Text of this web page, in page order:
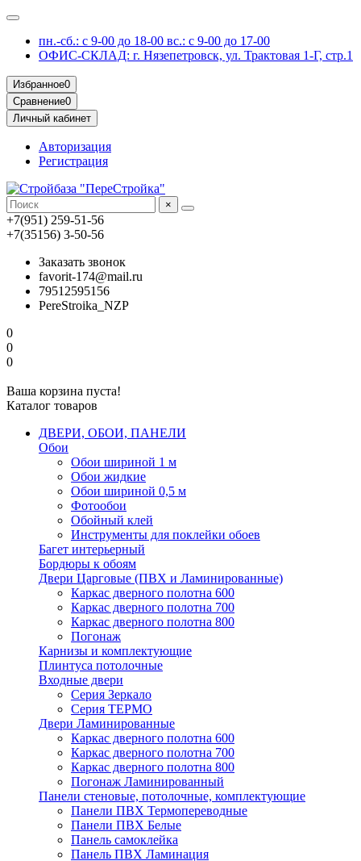
пн.-сб.: с 9-00 до 18-00 вс.: с 9-00 до 17-00
ОФИС-СКЛАД: г. Нязепетровск, ул. Трактовая 1-Г, стр.1
Избранное0
Сравнение0
Личный кабинет
Авторизация
Регистрация
×
+7(951) 259-51-56
+7(35156) 3-50-56
Заказать звонок
favorit-174@mail.ru
79512595156
PereStroika_NZP
0
0
0
Ваша корзина пуста!
Каталог товаров
ДВЕРИ, ОБОИ, ПАНЕЛИ
Обои
Обои шириной 1 м
Обои жидкие
Обои шириной 0,5 м
Фотообои
Обойный клей
Инструменты для поклейки обоев
Багет интерьерный
Бордюры к обоям
Двери Царговые (ПВХ и Ламинированные)
Каркас дверного полотна 600
Каркас дверного полотна 700
Каркас дверного полотна 800
Погонаж
Карнизы и комплектующие
Плинтуса потолочные
Входные двери
Серия Зеркало
Серия ТЕРМО
Двери Ламинированные
Каркас дверного полотна 600
Каркас дверного полотна 700
Каркас дверного полотна 800
Погонаж Ламинированный
Панели стеновые, потолочные, комплектующие
Панели ПВХ Термопереводные
Панели ПВХ Белые
Панель самоклейка
Панель ПВХ Ламинация